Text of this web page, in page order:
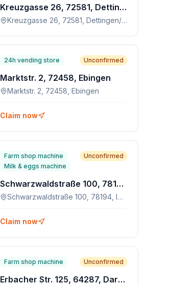
Kreuzgasse 26, 72581, Dettingen/Erms
Kreuzgasse 26, 72581, Dettingen/Erms
24h vending store Unconfirmed
Marktstr. 2, 72458, Ebingen
Marktstr. 2, 72458, Ebingen
Claim now
Farm shop machine
Milk & eggs machine
Unconfirmed
Schwarzwaldstraße 100, 78194, Immendingen-Zimmern
Schwarzwaldstraße 100, 78194, Immendingen-Zimmern
Claim now
Farm shop machine Unconfirmed
Erbacher Str. 125, 64287, Darmstadt